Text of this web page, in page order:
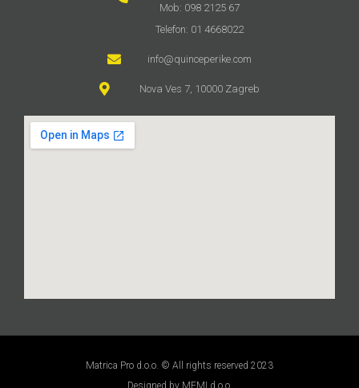
Mob: 098 2125 67
Telefon: 01 4668022
info@quinceperike.com
Nova Ves 7, 10000 Zagreb
Matrica Pro d.o.o. © All rights reserved 2023
Designed by MEMI d.o.o.